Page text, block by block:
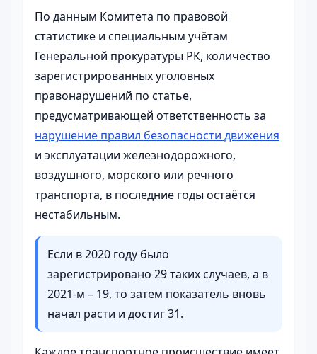
По данным Комитета по правовой
статистике и специальным учётам
Генеральной прокуратуры РК, количество
зарегистрированных уголовных
правонарушений по статье,
предусматривающей ответственность за
нарушение правил безопасности движения
и эксплуатации железнодорожного,
воздушного, морского или речного
транспорта, в последние годы остаётся
нестабильным.
Если в 2020 году было
зарегистрировано 29 таких случаев, а в
2021-м – 19, то затем показатель вновь
начал расти и достиг 31.